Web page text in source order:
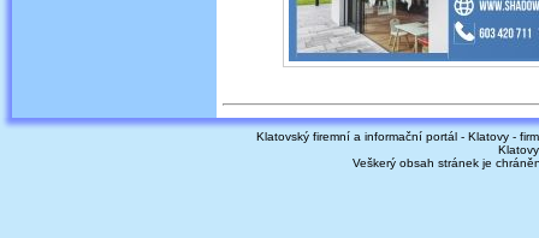
Klatovský firemní a informační portál - Klatovy -
Veškerý obsah stránek je